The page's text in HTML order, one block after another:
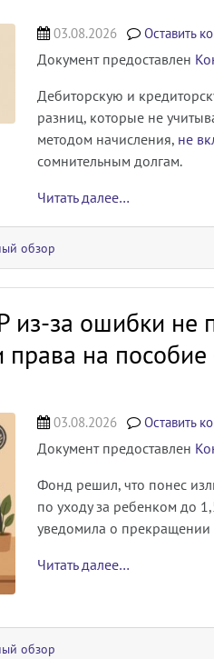
03.08.2026 Оставить
Документ предоставлен
Дебиторскую и
разниц, которые не
методом начисления, не
сомнительным долгам.
Читать далее…
обзор
из-за ошибки не
на пособие
03.08.2026 Оставить
Документ предоставлен
Фонд решил, что понес
по уходу за ребенком до
уведомила о прекращении
Читать далее…
обзор